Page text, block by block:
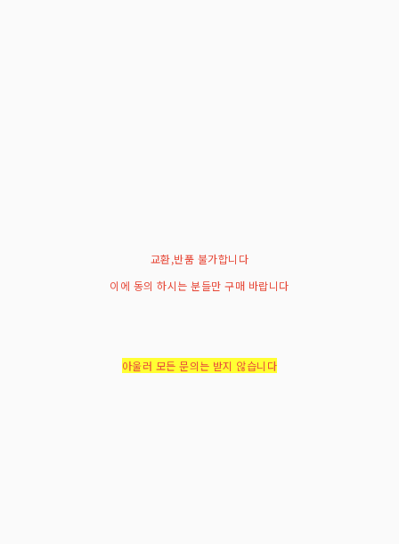
교환,반품 불가합니다
이에 동의 하시는 분들만 구매 바랍니다
아울러 모든 문의는 받지 않습니다